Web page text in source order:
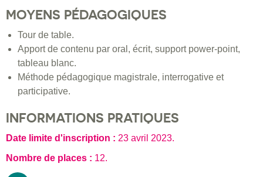
MOYENS PÉDAGOGIQUES
Tour de table.
Apport de contenu par oral, écrit, support power-point,
tableau blanc.
Méthode pédagogique magistrale, interrogative et
participative.
INFORMATIONS PRATIQUES
Date limite d'inscription : 23 avril 2023.
Nombre de places : 12.